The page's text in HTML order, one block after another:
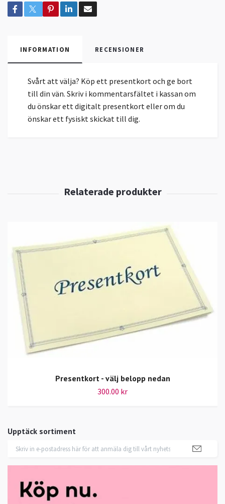
Upptäck sortiment
INFORMATION RECENSIONER
Svårt att välja? Köp ett presentkort och ge bort
till din vän. Skriv i kommentarsfältet i kassan om
du önskar ett digitalt presentkort eller om du
önskar ett fysiskt skickat till dig.
Presentkort - välj belopp nedan
300.00 kr